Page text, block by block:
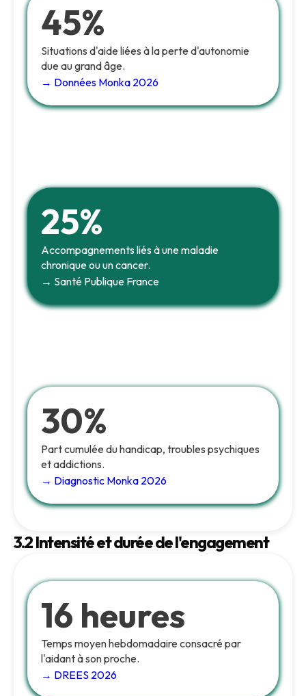
45%
Situations d'aide liées à la perte d'autonomie
due au grand âge.
→ Données Monka 2026
25%
Accompagnements liés à une maladie
chronique ou un cancer.
→ Santé Publique France
30%
Part cumulée du handicap, troubles psychiques
et addictions.
→ Diagnostic Monka 2026
3.2 Intensité et durée de l'engagement
16 heures
Temps moyen hebdomadaire consacré par
l'aidant à son proche.
→ DREES 2026